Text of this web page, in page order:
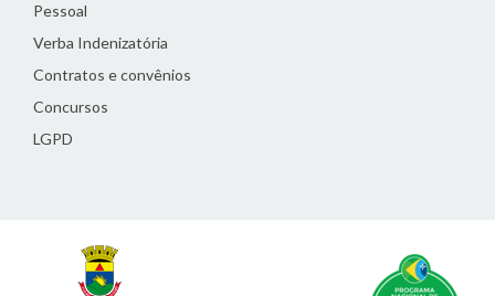
Pessoal
Verba Indenizatória
Contratos e convênios
Concursos
LGPD